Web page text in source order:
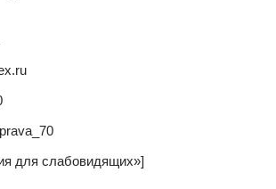
для слабовидящих»]